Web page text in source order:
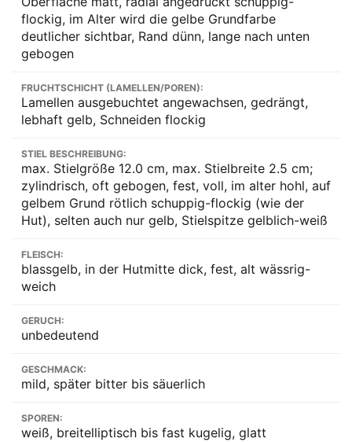
flockig, im Alter wird die gelbe Grundfarbe
deutlicher sichtbar, Rand dünn, lange nach unten
gebogen
FRUCHTSCHICHT (LAMELLEN/POREN):
Lamellen ausgebuchtet angewachsen, gedrängt,
lebhaft gelb, Schneiden flockig
STIEL BESCHREIBUNG:
max. Stielgröße 12.0 cm, max. Stielbreite 2.5 cm;
zylindrisch, oft gebogen, fest, voll, im alter hohl, auf
gelbem Grund rötlich schuppig-flockig (wie der
Hut), selten auch nur gelb, Stielspitze gelblich-weiß
FLEISCH:
blassgelb, in der Hutmitte dick, fest, alt wässrig-
weich
GERUCH:
unbedeutend
GESCHMACK:
mild, später bitter bis säuerlich
SPOREN:
weiß, breitelliptisch bis fast kugelig, glatt